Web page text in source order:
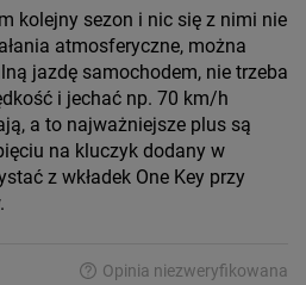
kolejny sezon i nic się z nimi nie
atmosferyczne, można
jazdę samochodem, nie trzeba
i jechać np. 70 km/h
a to najważniejsze plus są
na kluczyk dodany w
z wkładek One Key przy
Opinia niezweryfikowana